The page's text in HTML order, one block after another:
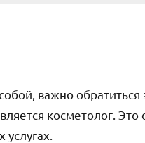
важно
косметолог.